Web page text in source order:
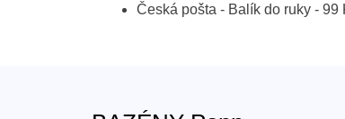
Česká pošta - Balík do ruky - 99